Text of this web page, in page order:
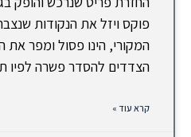
פוקס ויזל את הנקודות
המקורי, הינו פסול ומפר את
הצדדים להסדר פשרה לפיו
קרא עוד »